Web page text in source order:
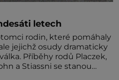
letech
rodin, které pomáhaly
jejichž osudy dramaticky
Příběhy rodů Placzek,
a Stiassni se stanou